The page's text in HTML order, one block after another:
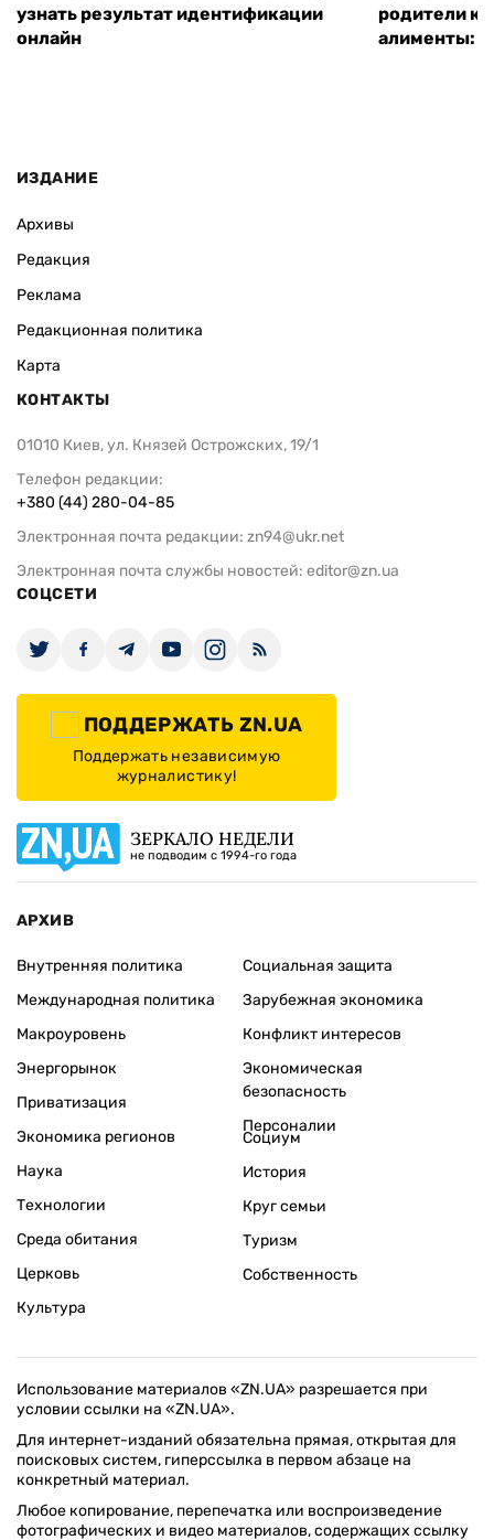
узнать результат идентификации
онлайн
родители
алименты:
ИЗДАНИЕ
Архивы
Редакция
Реклама
Редакционная политика
Карта
КОНТАКТЫ
01010 Киев, ул. Князей Острожских, 19/1
Телефон редакции:
+380 (44) 280-04-85
Электронная почта редакции: zn94@ukr.net
Электронная почта службы новостей: editor@zn.ua
СОЦСЕТИ
ПОДДЕРЖАТЬ ZN.UA
Поддержать независимую
журналистику!
ЗЕРКАЛО НЕДЕЛИ
не подводим с 1994-го года
АРХИВ
Внутренняя политика
Международная политика
Макроуровень
Энергорынок
Приватизация
Экономика регионов
Социальная защита
Зарубежная экономика
Конфликт интересов
Экономическая
безопасность
Персоналии
Наука
Технологии
Среда обитания
Церковь
Культура
Социум
История
Круг семьи
Туризм
Собственность
Использование материалов «ZN.UA» разрешается при
условии ссылки на «ZN.UA».
Для интернет-изданий обязательна прямая, открытая для
поисковых систем, гиперссылка в первом абзаце на
конкретный материал.
Любое копирование, перепечатка или воспроизведение
фотографических и видео материалов, содержащих ссылку